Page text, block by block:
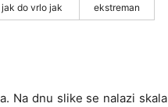
jak do vrlo jak ekstreman
Na dnu slike se nalazi skala